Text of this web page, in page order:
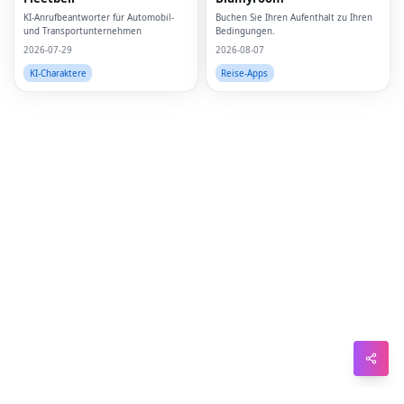
KI-Anrufbeantworter für Automobil-
und Transportunternehmen
2026-07-29
KI-Charaktere
Buchen Sie Ihren Aufenthalt zu Ihren
Bedingungen.
2026-08-07
Reise-Apps